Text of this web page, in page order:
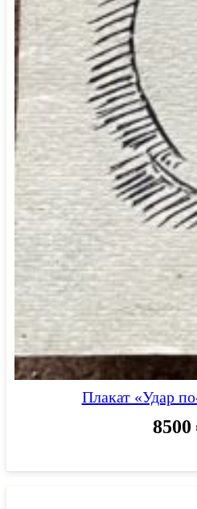
Плакат «Удар
8500